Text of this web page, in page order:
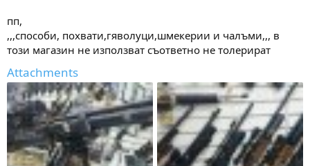
пп,
,,,способи, похвати,гяволуци,шмекерии и чалъми,,, в
този магазин не използват съответно не толерират
Attachments